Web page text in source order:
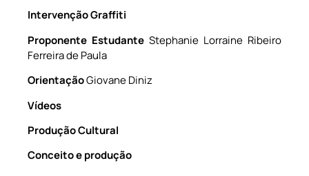
Intervenção Graffiti
Proponente Estudante Stephanie Lorraine Ribeiro
Ferreira de Paula
OrientaçãoGiovane Diniz
Vídeos
Produção Cultural
Conceito e produção